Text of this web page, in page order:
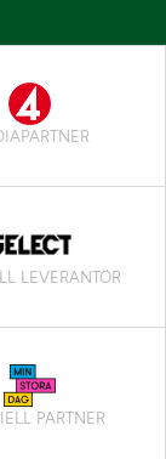
LEVERANTÖR
PARTNER